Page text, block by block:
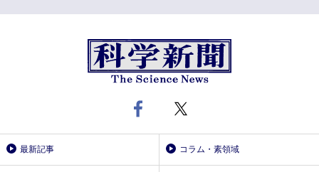
最新記事 コラム・素領域